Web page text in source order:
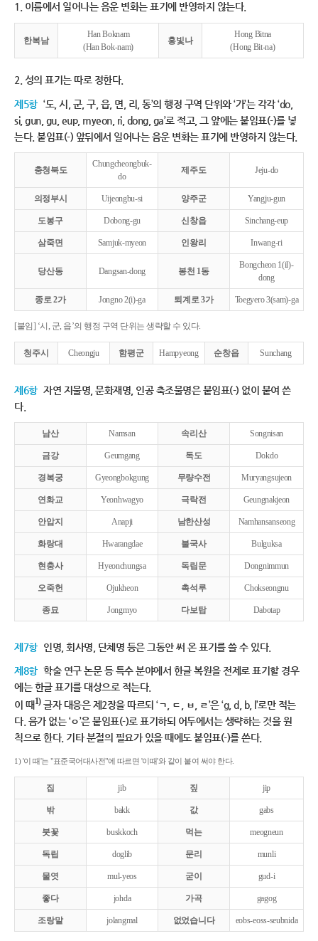
1. 이름에서 일어나는 음운 변화는 표기에 반영하지 않는다.
한복남
Han Boknam
(Han Bok-nam)
홍빛나
Hong Bitna
(Hong Bit-na)
2. 성의 표기는 따로 정한다.
제5항 ‘도, 시, 군, 구, 읍, 면, 리, 동’의 행정 구역 단위와 ‘가’는 각각 ‘do,
si, gun, gu, eup, myeon, ri, dong, ga’로 적고, 그 앞에는 붙임표(-)를 넣
는다. 붙임표(-) 앞뒤에서 일어나는 음운 변화는 표기에 반영하지 않는다.
충청북도
Chungcheongbuk-
do
제주도 Jeju-do
의정부시 Uijeongbu-si 양주군 Yangju-gun
도봉구 Dobong-gu 신창읍 Sinchang-eup
삼죽면 Samjuk-myeon 인왕리 Inwang-ri
당산동 Dangsan-dong 봉천 1동
Bongcheon 1(il)-
dong
종로 2가 Jongno 2(i)-ga 퇴계로 3가 Toegyero 3(sam)-ga
[붙임] ‘시, 군, 읍’의 행정 구역 단위는 생략할 수 있다.
청주시 Cheongju 함평군 Hampyeong 순창읍 Sunchang
제6항 자연 지물명, 문화재명, 인공 축조물명은 붙임표(-) 없이 붙여 쓴
다.
남산 Namsan 속리산 Songnisan
금강 Geumgang 독도 Dokdo
경복궁 Gyeongbokgung 무량수전 Muryangsujeon
연화교 Yeonhwagyo 극락전 Geungnakjeon
안압지 Anapji 남한산성 Namhansanseong
화랑대 Hwarangdae 불국사 Bulguksa
현충사 Hyeonchungsa 독립문 Dongnimmun
오죽헌 Ojukheon 촉석루 Chokseongnu
종묘 Jongmyo 다보탑 Dabotap
제7항 인명, 회사명, 단체명 등은 그동안 써 온 표기를 쓸 수 있다.
제8항 학술 연구 논문 등 특수 분야에서 한글 복원을 전제로 표기할 경우
에는 한글 표기를 대상으로 적는다.
이 때1)글자 대응은 제2장을 따르되 ‘ㄱ, ㄷ, ㅂ, ㄹ’은 ‘g, d, b, l’로만 적는
다. 음가 없는 ‘ㅇ’은 붙임표(-)로 표기하되 어두에서는 생략하는 것을 원
칙으로 한다. 기타 분절의 필요가 있을 때에도 붙임표(-)를 쓴다.
1) '이 때'는 "표준국어대사전"에 따르면 '이때'와 같이 붙여 써야 한다.
집 jib 짚 jip
밖 bakk 값 gabs
붓꽃 buskkoch 먹는 meogneun
독립 doglib 문리 munli
물엿 mul-yeos 굳이 gud-i
좋다 johda 가곡 gagog
조랑말 jolangmal 없었습니다 eobs-eoss-seubnida